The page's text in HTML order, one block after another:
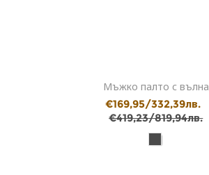
Мъжко палто с вълна
€169,95/332,39лв.
€419,23/819,94лв.